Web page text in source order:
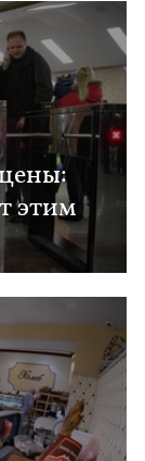
этим